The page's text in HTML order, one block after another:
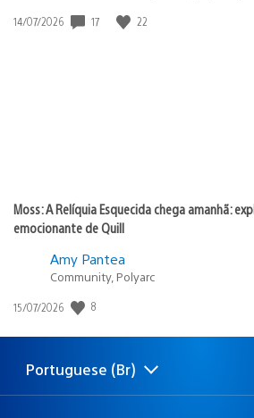
Data
14/07/2026 17 22
Moss: A Relíquia Esquecida chega amanhã:
emocionante de Quill
Amy Pantea
Community, Polyarc
Data
publicação:
15/07/2026 8
Selecione
Região
Portuguese (Br)